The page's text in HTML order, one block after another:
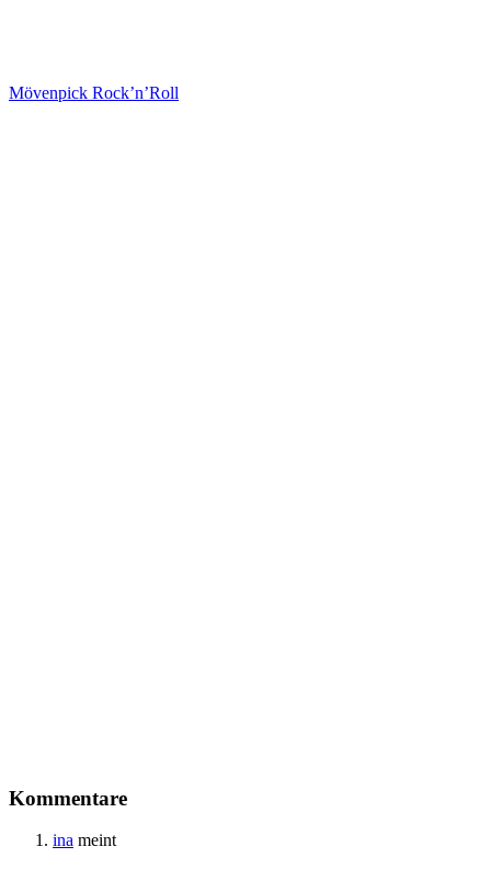
Mövenpick Rock’n’Roll
Kommentare
ina meint